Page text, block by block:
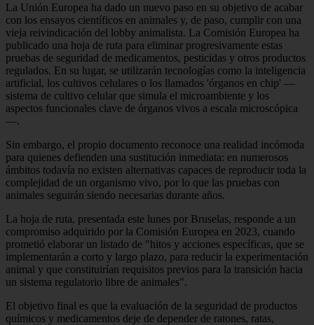
La Unión Europea ha dado un nuevo paso en su objetivo de acabar
con los ensayos científicos en animales y, de paso, cumplir con una
vieja reivindicación del lobby animalista. La Comisión Europea ha
publicado una hoja de ruta para eliminar progresivamente estas
pruebas de seguridad de medicamentos, pesticidas y otros productos
regulados. En su lugar, se utilizarán tecnologías como la inteligencia
artificial, los cultivos celulares o los llamados 'órganos en chip' —
sistema de cultivo celular que simula el microambiente y los
aspectos funcionales clave de órganos vivos a escala microscópica
—.
Sin embargo, el propio documento reconoce una realidad incómoda
para quienes defienden una sustitución inmediata: en numerosos
ámbitos todavía no existen alternativas capaces de reproducir toda la
complejidad de un organismo vivo, por lo que las pruebas con
animales seguirán siendo necesarias durante años.
La hoja de ruta, presentada este lunes por Bruselas, responde a un
compromiso adquirido por la Comisión Europea en 2023, cuando
prometió elaborar un listado de "hitos y acciones específicas, que se
implementarán a corto y largo plazo, para reducir la experimentación
animal y que constituirían requisitos previos para la transición hacia
un sistema regulatorio libre de animales".
El objetivo final es que la evaluación de la seguridad de productos
químicos y medicamentos deje de depender de ratones, ratas,